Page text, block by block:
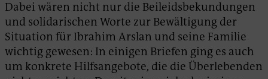
Dabei wären nicht nur die Beileidsbekundungen
und solidarischen Worte zur Bewältigung der
Situation für Ibrahim Arslan und seine Familie
wichtig gewesen: In einigen Briefen ging es auch
um konkrete Hilfsangebote, die die Überlebenden